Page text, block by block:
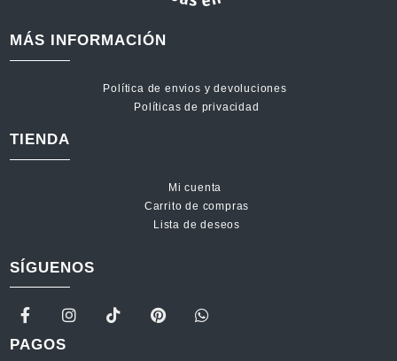
MÁS INFORMACIÓN
Política de envios y devoluciones
Políticas de privacidad
TIENDA
Mi cuenta
Carrito de compras
Lista de deseos
SÍGUENOS
PAGOS